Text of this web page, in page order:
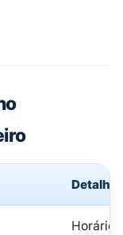
Detalhe
Horário